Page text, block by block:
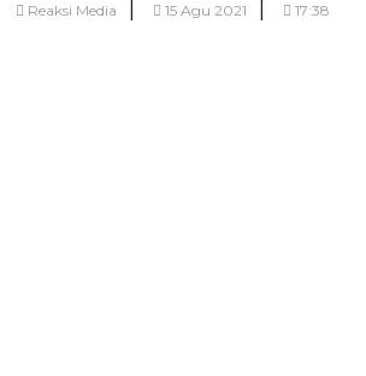
Reaksi Media 15 Agu 2021 17:38